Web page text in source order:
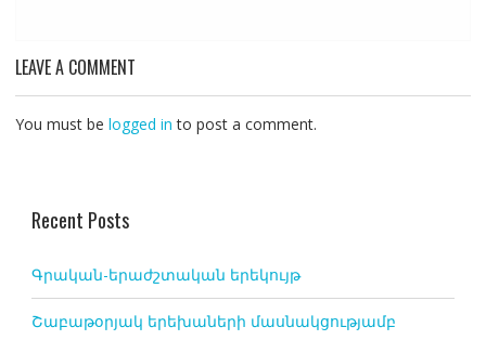
LEAVE A COMMENT
You must be logged in to post a comment.
Recent Posts
Գրական-երաժշտական երեկույթ
Շաբաթօրյակ երեխաների մասնակցությամբ